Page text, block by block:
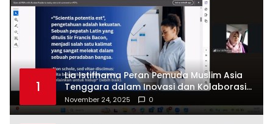
1
Lia Istifhama Peran Pemuda Muslim Asia
Tenggara dalam Inovasi dan Kolaborasi
Internasional
November 24, 2025 0